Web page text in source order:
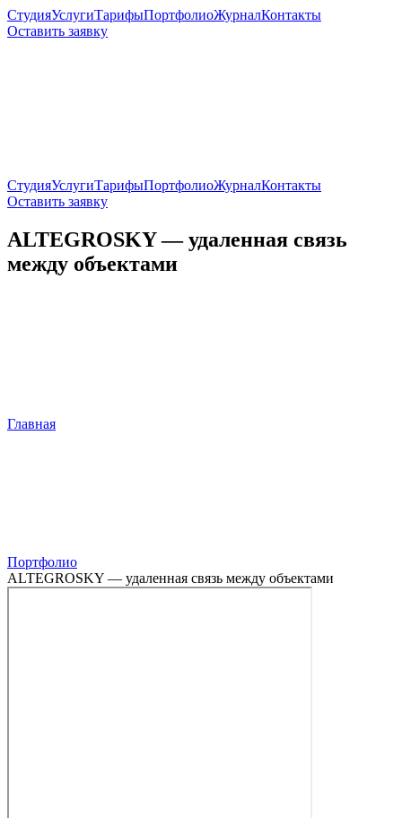
СтудияУслугиТарифыПортфолиоЖурналКонтакты
Оставить заявку
СтудияУслугиТарифыПортфолиоЖурналКонтакты
Оставить заявку
ALTEGROSKY — удаленная связь
между объектами
Главная
Портфолио
ALTEGROSKY — удаленная связь между объектами